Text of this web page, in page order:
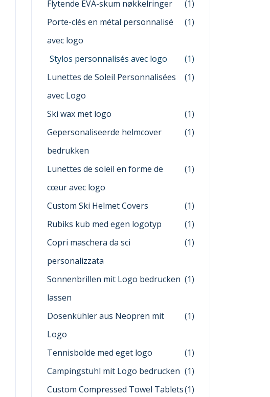
Flytende EVA-skum nøkkelringer
(1)
Porte-clés en métal personnalisé
avec logo
(1)
Stylos personnalisés avec logo
(1)
Lunettes de Soleil Personnalisées
avec Logo
(1)
Ski wax met logo
(1)
Gepersonaliseerde helmcover
bedrukken
(1)
Lunettes de soleil en forme de
cœur avec logo
(1)
Custom Ski Helmet Covers
(1)
Rubiks kub med egen logotyp
(1)
Copri maschera da sci
personalizzata
(1)
Sonnenbrillen mit Logo bedrucken
lassen
(1)
Dosenkühler aus Neopren mit
Logo
(1)
Tennisbolde med eget logo
(1)
Campingstuhl mit Logo bedrucken (1)
Custom Compressed Towel Tablets(1)